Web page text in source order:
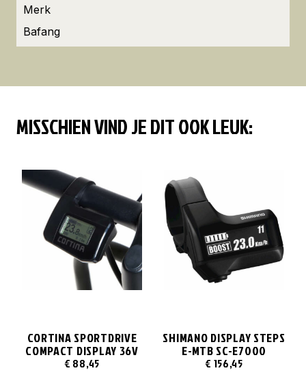
Merk
Bafang
MISSCHIEN VIND JE DIT OOK LEUK:
CORTINA SPORTDRIVE
COMPACT DISPLAY 36V
€ 88,45
SHIMANO DISPLAY STEPS
E-MTB SC-E7000
€ 156,45